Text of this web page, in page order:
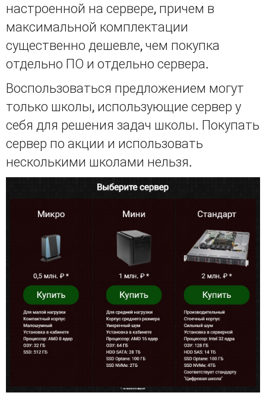
настроенной на сервере, причем в
максимальной комплектации
существенно дешевле, чем покупка
отдельно ПО и отдельно сервера.
Воспользоваться предложением могут
только школы, использующие сервер у
себя для решения задач школы. Покупать
сервер по акции и использовать
несколькими школами нельзя.